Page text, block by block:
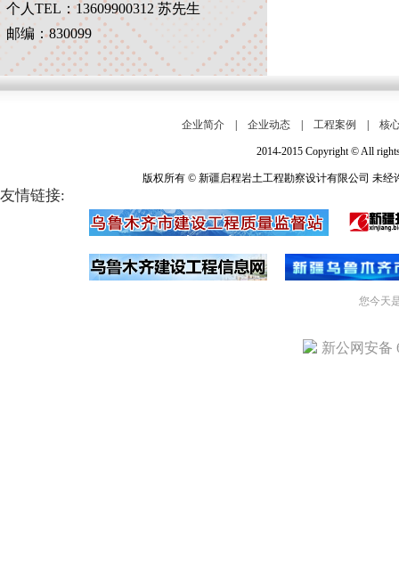
个人TEL：13609900312 苏先生
邮编：830099
企业简介 企业动态 工程案例 核
2014-2015 Copyright © All
版权所有 © 新疆启程岩土工程勘察设计有限公司 未
友情链接:
您今天
新公网安备